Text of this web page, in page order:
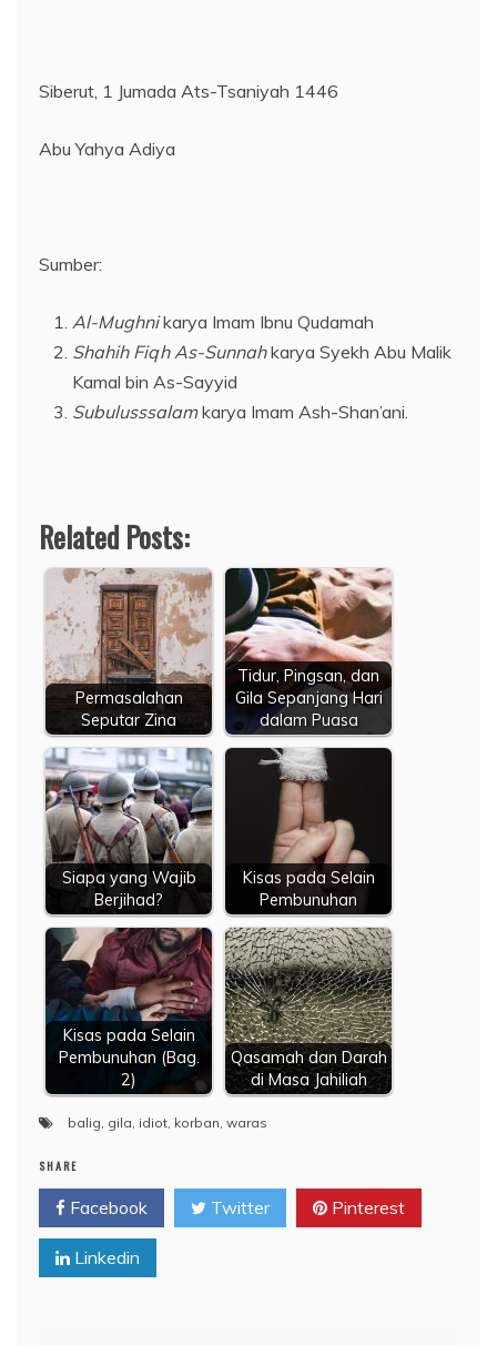
Siberut, 1 Jumada Ats-Tsaniyah 1446
Abu Yahya Adiya
Sumber:
Al-Mughnikarya Imam Ibnu Qudamah
Shahih Fiqh As-Sunnahkarya Syekh Abu Malik
Kamal bin As-Sayyid
Subulusssalamkarya Imam Ash-Shan’ani.
Related Posts:
Permasalahan
Seputar Zina
Tidur, Pingsan, dan
Gila Sepanjang Hari
dalam Puasa
Siapa yang Wajib
Berjihad?
Kisas pada Selain
Pembunuhan
Kisas pada Selain
Pembunuhan (Bag.
2)
Qasamah dan Darah
di Masa Jahiliah
balig, gila, idiot, korban, waras
SHARE
Facebook Twitter Pinterest
Linkedin